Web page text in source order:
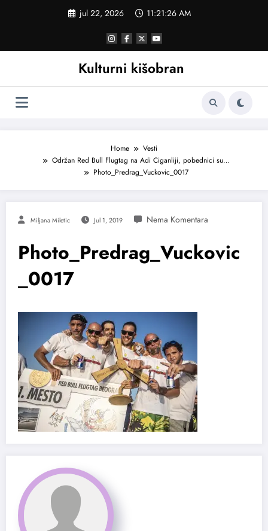
jul 22, 2026 11:21:27 AM
Kulturni kišobran
Home
Vesti
Održan Red Bull Flugtag na Adi Ciganliji, pobednici su…
Photo_Predrag_Vuckovic_0017
Miljana Miletic Jul 1, 2019
Photo_Predrag_Vuckovic
_0017